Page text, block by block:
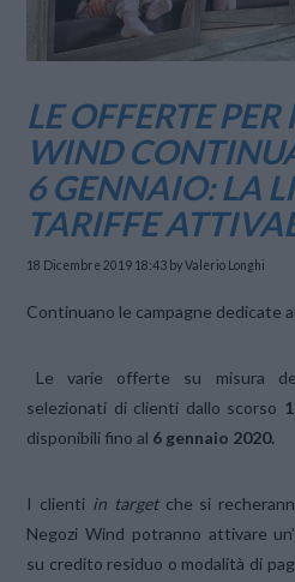
LE OFFERTE
WIND
6 GENNAIO: LA
TARIFFE
18 Dicembre 2019 18:43 by Valerio Longhi
Continuano le campagne dedicate
Le varie offerte su misura
selezionati di clienti dallo scorso
disponibili fino al 6 gennaio 2020.
I clienti in targetche si
Negozi Wind potranno attivare
su credito residuo o modalità di